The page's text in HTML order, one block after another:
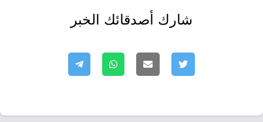
شارك أصدقائك الخبر